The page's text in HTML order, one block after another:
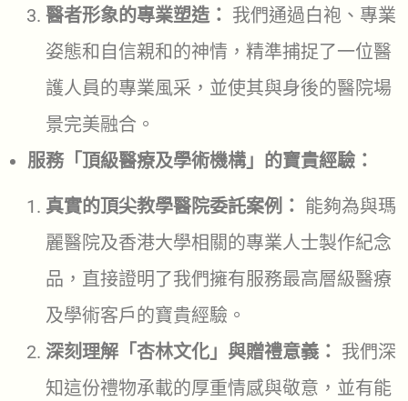
醫者形象的專業塑造： 我們通過白袍、專業
姿態和自信親和的神情，精準捕捉了一位醫
護人員的專業風采，並使其與身後的醫院場
景完美融合。
服務「頂級醫療及學術機構」的寶貴經驗：
真實的頂尖教學醫院委託案例： 能夠為與瑪
麗醫院及香港大學相關的專業人士製作紀念
品，直接證明了我們擁有服務最高層級醫療
及學術客戶的寶貴經驗。
深刻理解「杏林文化」與贈禮意義： 我們深
知這份禮物承載的厚重情感與敬意，並有能